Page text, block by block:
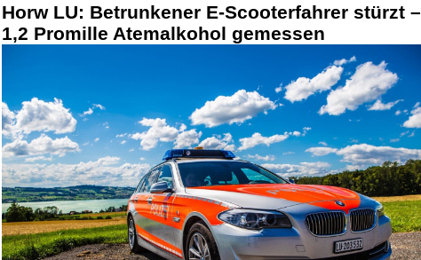
Horw LU: Betrunkener E-Scooterfahrer stürzt –
1,2 Promille Atemalkohol gemessen